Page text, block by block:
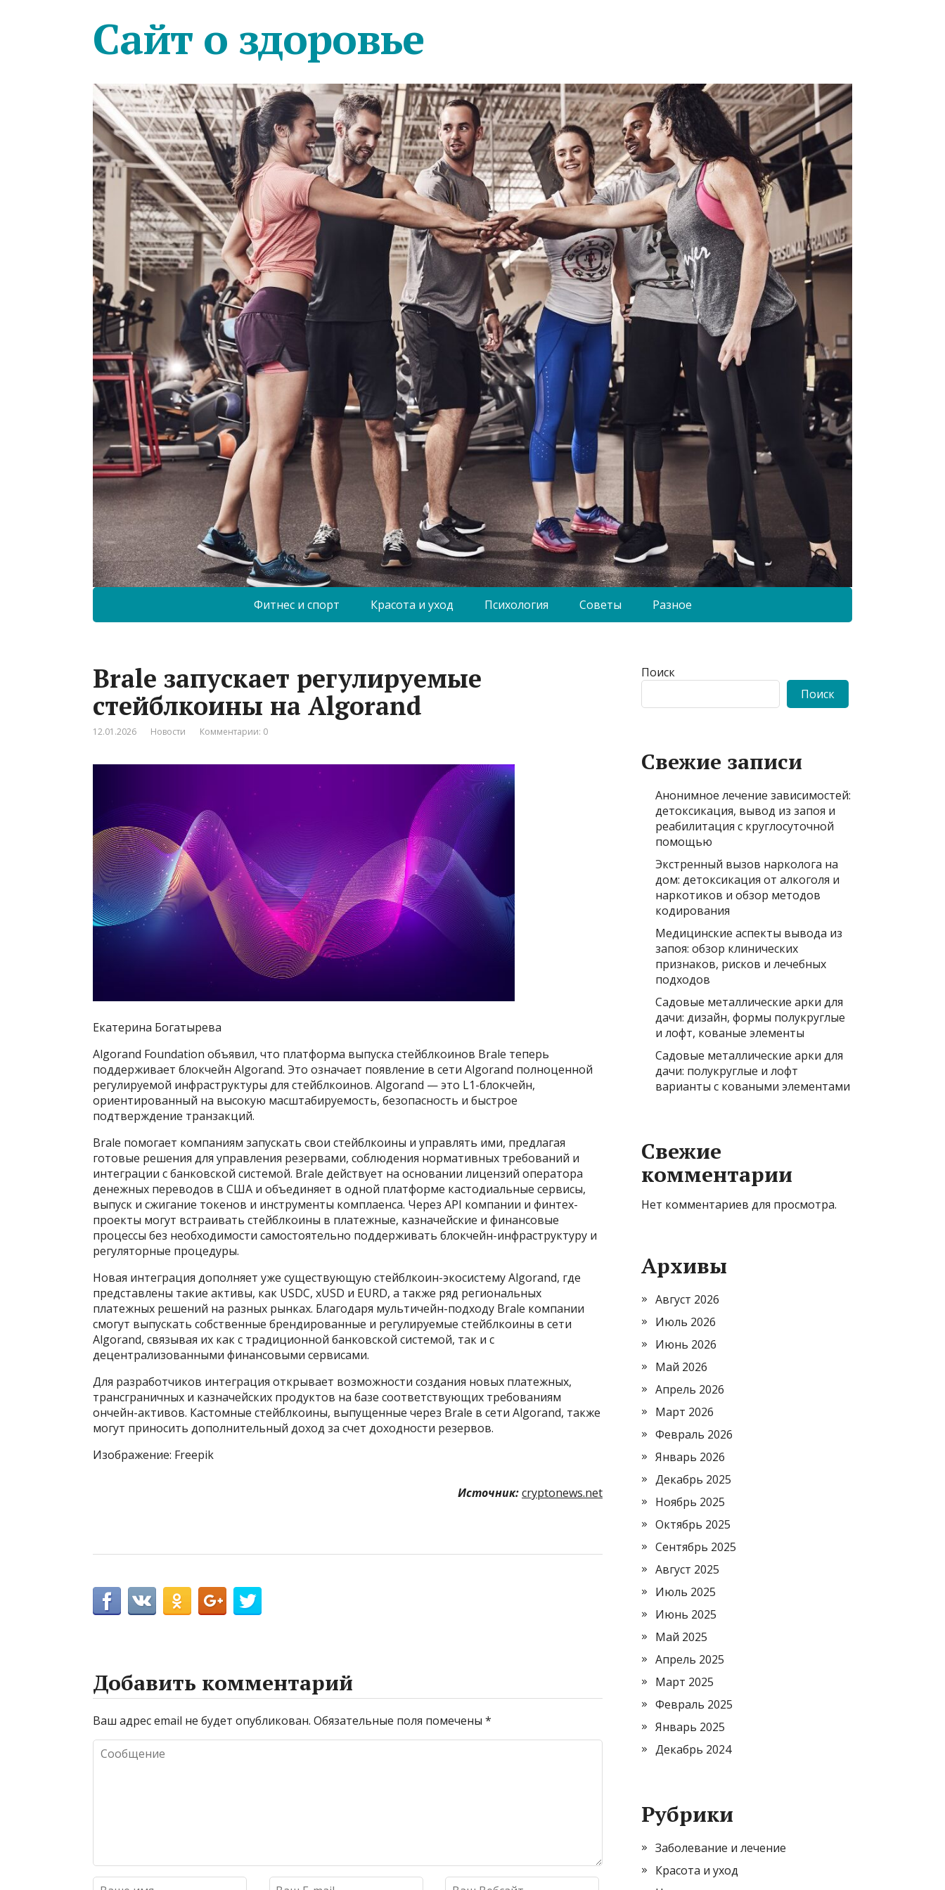
Сайт о здоровье
Фитнес и спорт Красота и уход Психология Советы Разное
Brale запускает регулируемые
стейблкоины на Algorand
12.01.2026 Новости Комментарии: 0
Екатерина Богатырева
Algorand Foundation объявил, что платформа выпуска стейблкоинов Brale теперь
поддерживает блокчейн Algorand. Это означает появление в сети Algorand полноценной
регулируемой инфраструктуры для стейблкоинов. Algorand — это L1-блокчейн,
ориентированный на высокую масштабируемость, безопасность и быстрое
подтверждение транзакций.
Brale помогает компаниям запускать свои стейблкоины и управлять ими, предлагая
готовые решения для управления резервами, соблюдения нормативных требований и
интеграции с банковской системой. Brale действует на основании лицензий оператора
денежных переводов в США и объединяет в одной платформе кастодиальные сервисы,
выпуск и сжигание токенов и инструменты комплаенса. Через API компании и финтех-
проекты могут встраивать стейблкоины в платежные, казначейские и финансовые
процессы без необходимости самостоятельно поддерживать блокчейн-инфраструктуру и
регуляторные процедуры.
Новая интеграция дополняет уже существующую стейблкоин-экосистему Algorand, где
представлены такие активы, как USDC, xUSD и EURD, а также ряд региональных
платежных решений на разных рынках. Благодаря мультичейн-подходу Brale компании
смогут выпускать собственные брендированные и регулируемые стейблкоины в сети
Algorand, связывая их как с традиционной банковской системой, так и с
децентрализованными финансовыми сервисами.
Для разработчиков интеграция открывает возможности создания новых платежных,
трансграничных и казначейских продуктов на базе соответствующих требованиям
ончейн-активов. Кастомные стейблкоины, выпущенные через Brale в сети Algorand, также
могут приносить дополнительный доход за счет доходности резервов.
Изображение: Freepik
Источник:cryptonews.net
Добавить комментарий
Ваш адрес email не будет опубликован. Обязательные поля помечены *
Поиск
Поиск
Свежие записи
Анонимное лечение зависимостей:
детоксикация, вывод из запоя и
реабилитация с круглосуточной
помощью
Экстренный вызов нарколога на
дом: детоксикация от алкоголя и
наркотиков и обзор методов
кодирования
Медицинские аспекты вывода из
запоя: обзор клинических
признаков, рисков и лечебных
подходов
Садовые металлические арки для
дачи: дизайн, формы полукруглые
и лофт, кованые элементы
Садовые металлические арки для
дачи: полукруглые и лофт
варианты с коваными элементами
Свежие
комментарии
Нет комментариев для просмотра.
Архивы
Август 2026
Июль 2026
Июнь 2026
Май 2026
Апрель 2026
Март 2026
Февраль 2026
Январь 2026
Декабрь 2025
Ноябрь 2025
Октябрь 2025
Сентябрь 2025
Август 2025
Июль 2025
Июнь 2025
Май 2025
Апрель 2025
Март 2025
Февраль 2025
Январь 2025
Декабрь 2024
Рубрики
Заболевание и лечение
Красота и уход